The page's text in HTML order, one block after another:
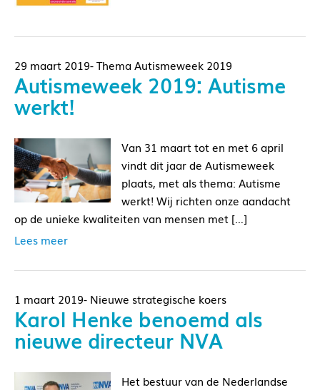
29 maart 2019- Thema Autismeweek 2019
Autismeweek 2019: Autisme
werkt!
Van 31 maart tot en met 6 april
vindt dit jaar de Autismeweek
plaats, met als thema: Autisme
werkt! Wij richten onze aandacht
op de unieke kwaliteiten van mensen met […]
Lees meer
1 maart 2019- Nieuwe strategische koers
Karol Henke benoemd als
nieuwe directeur NVA
Het bestuur van de Nederlandse